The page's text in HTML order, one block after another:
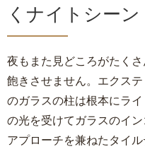
くナイトシーン
夜もまた見どころがたく
飽きさせません。エクス
のガラスの柱は根本にラ
の光を受けてガラスのイン
アプローチを兼ねたタイ